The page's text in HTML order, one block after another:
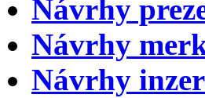
Návrhy
Návrhy
Návrhy